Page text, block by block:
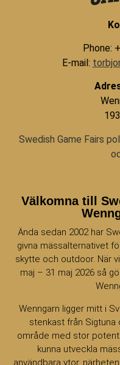
Phone:
E-mail:
Swedish Game Fairs
Välkomna till
Ända sedan 2002 har
givna mässalternativet
skytte och outdoor. När
maj – 31 maj 2026 så
Wenngarn ligger mitt i
stenkast från Sigtuna
område med stor
kunna utveckla
användbara ytor,